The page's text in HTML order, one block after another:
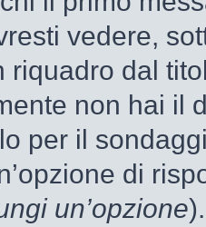
vedere,
riquadro dal
non hai il
per il
di
un’opzione